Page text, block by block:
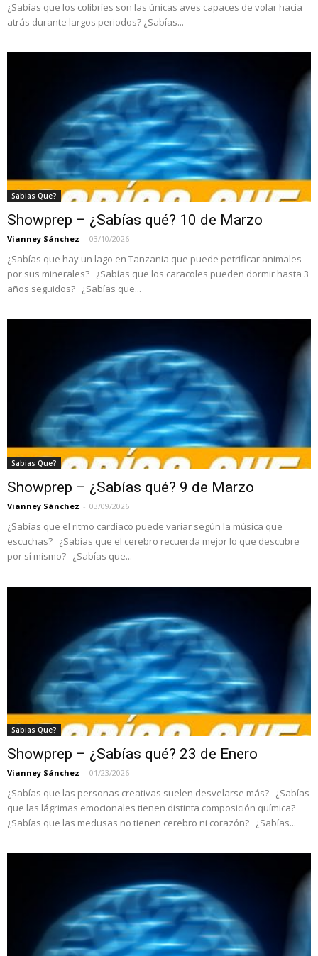
¿Sabías que los colibríes son las únicas aves capaces de volar hacia
atrás durante largos periodos? ¿Sabías...
Sabias Que?
Showprep – ¿Sabías qué? 10 de Marzo
Vianney Sánchez - 03/10/2026
¿Sabías que hay un lago en Tanzania que puede petrificar animales
por sus minerales? ¿Sabías que los caracoles pueden dormir hasta 3
años seguidos? ¿Sabías que...
Sabias Que?
Showprep – ¿Sabías qué? 9 de Marzo
Vianney Sánchez - 03/09/2026
¿Sabías que el ritmo cardíaco puede variar según la música que
escuchas? ¿Sabías que el cerebro recuerda mejor lo que descubre
por sí mismo? ¿Sabías que...
Sabias Que?
Showprep – ¿Sabías qué? 23 de Enero
Vianney Sánchez - 01/23/2026
¿Sabías que las personas creativas suelen desvelarse más? ¿Sabías
que las lágrimas emocionales tienen distinta composición química?
¿Sabías que las medusas no tienen cerebro ni corazón? ¿Sabías...